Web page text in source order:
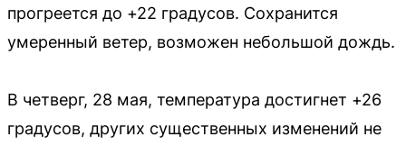
прогреется до +22 градусов. Сохранится
умеренный ветер, возможен небольшой дождь.
В четверг, 28 мая, температура достигнет +26
градусов, других существенных изменений не